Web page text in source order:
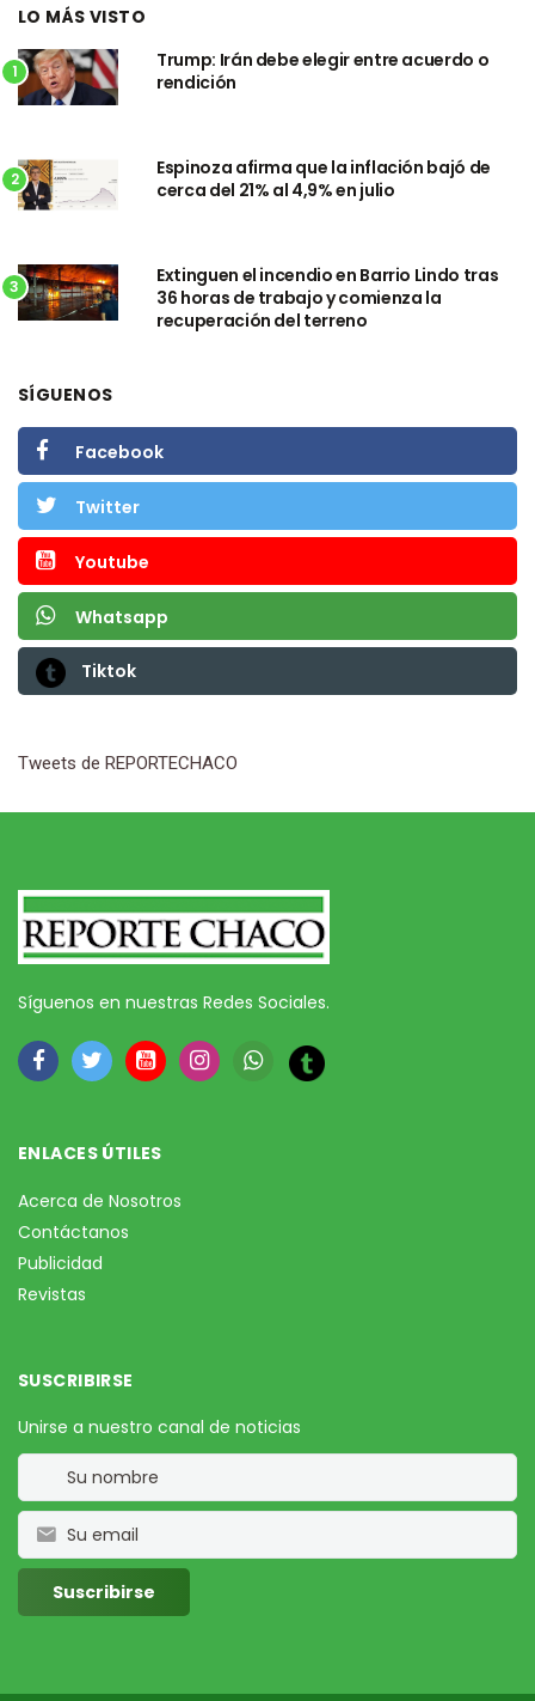
LO MÁS VISTO
1
Trump: Irán debe elegir entre acuerdo o
rendición
2
Espinoza afirma que la inflación bajó de
cerca del 21% al 4,9% en julio
3
Extinguen el incendio en Barrio Lindo tras
36 horas de trabajo y comienza la
recuperación del terreno
SÍGUENOS
Facebook
Twitter
Youtube
Whatsapp
Tiktok
Tweets de REPORTECHACO
Síguenos en nuestras Redes Sociales.
ENLACES ÚTILES
Acerca de Nosotros
Contáctanos
Publicidad
Revistas
SUSCRIBIRSE
Unirse a nuestro canal de noticias